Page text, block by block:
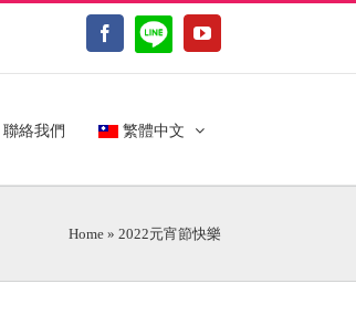
Facebook
LINE@ YouTube
聯絡我們 繁體中文
Home » 2022元宵節快樂